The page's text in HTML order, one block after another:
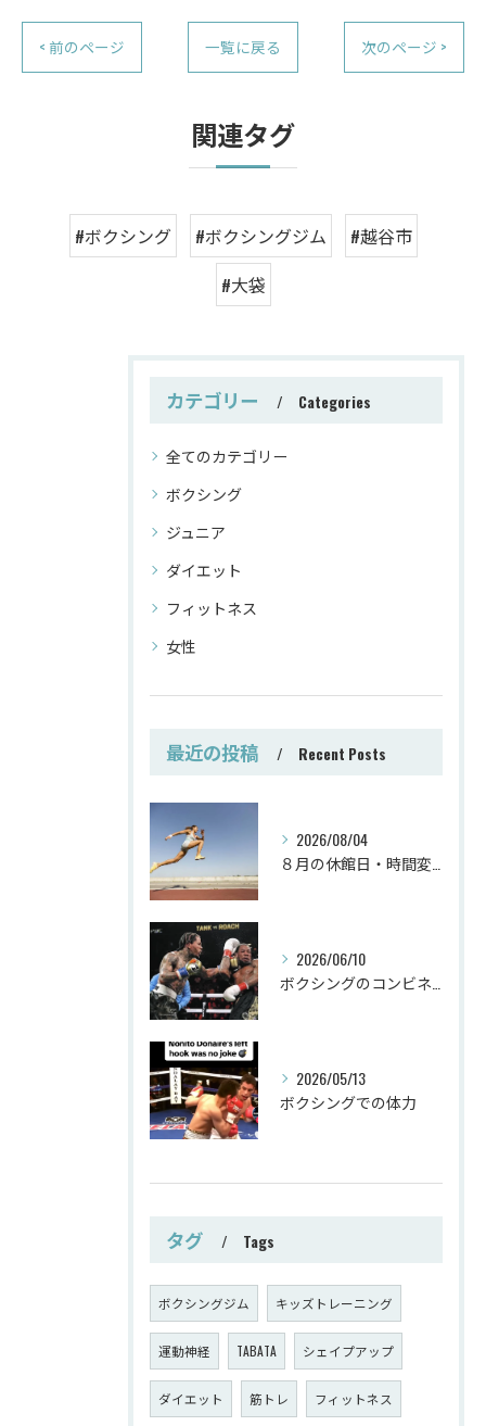
< 前のページ 一覧に戻る 次のページ >
関連タグ
#ボクシング #ボクシングジム
#越谷市
#大袋
カテゴリー Categories
全てのカテゴリー
ボクシング
ジュニア
ダイエット
フィットネス
女性
最近の投稿 Recent Posts
2026/08/04
2026/06/10
2026/05/13
ボクシングでの体力
タグ Tags
ボクシングジム キッズトレーニング
運動神経 TABATA シェイプアップ
ダイエット 筋トレ フィットネス